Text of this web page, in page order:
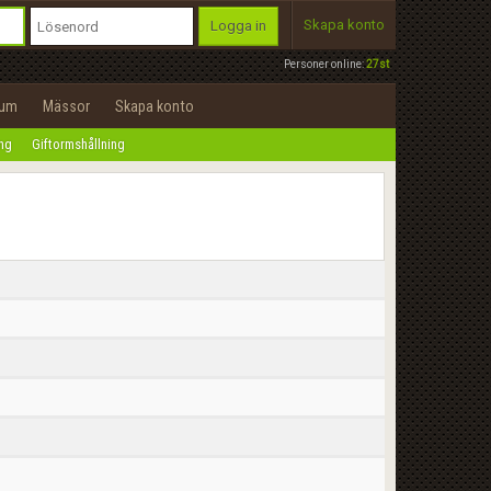
Personer online:27st
Logga in Skapa konto
Mässor Skapa konto
Giftormshållning